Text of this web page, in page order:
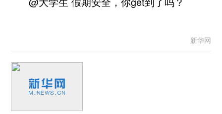
新华网